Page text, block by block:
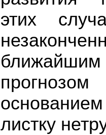
этих
листку